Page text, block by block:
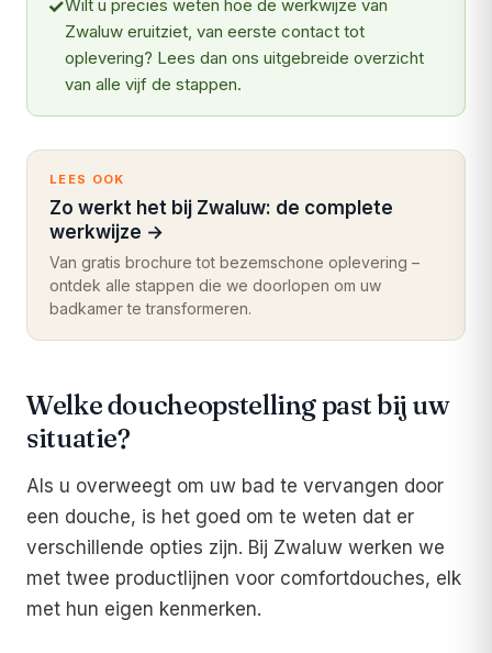
✓Wilt u precies weten hoe de werkwijze van
Zwaluw eruitziet, van eerste contact tot
oplevering? Lees dan ons uitgebreide overzicht
van alle vijf de stappen.
LEES OOK
Zo werkt het bij Zwaluw: de complete
werkwijze →
Van gratis brochure tot bezemschone oplevering –
ontdek alle stappen die we doorlopen om uw
badkamer te transformeren.
Welke doucheopstelling past bij uw
situatie?
Als u overweegt om uw bad te vervangen door
een douche, is het goed om te weten dat er
verschillende opties zijn. Bij Zwaluw werken we
met twee productlijnen voor comfortdouches, elk
met hun eigen kenmerken.